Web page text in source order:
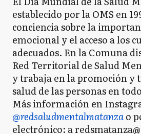
establecido por la OMS en
conciencia sobre la
emocional y el acceso a los
adecuados. En la Comuna
Red Territorial de Salud
y trabaja en la promoción y
salud de las personas en
Más información en
@redsaludmentalmatanzao
electrónico: a